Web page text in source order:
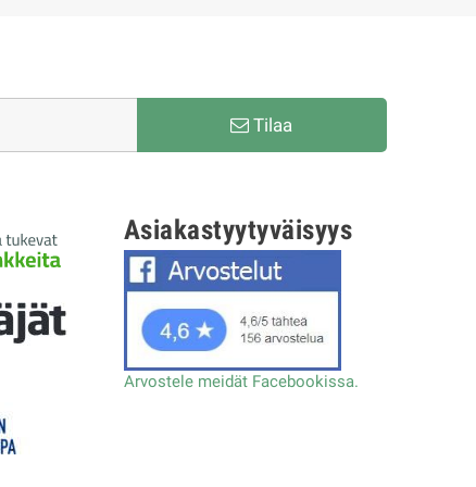
Tilaa
Asiakastyytyväisyys
Arvostele meidät Facebookissa.